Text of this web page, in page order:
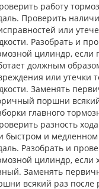
работу
Проверить
или
Разобрать и
цилиндр, если
должным
или утечки
Заменять
поршни
главного
разность
быстром и
Разобрать и
цилиндр, если
Заменять
всякий раз после